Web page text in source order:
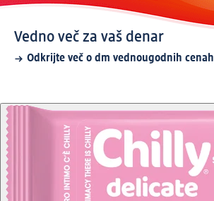
Vedno več za vaš denar
Odkrijte več o dm vednougodnih cenah